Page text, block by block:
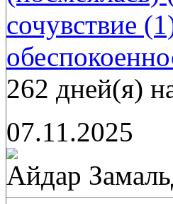
сочувствие
262 дней(я)
07.11.2025
Айдар